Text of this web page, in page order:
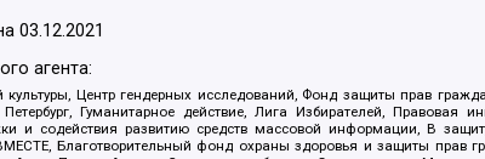
03.12.2021
агента:
Центр гендерных исследований, Фонд защиты прав
Гуманитарное действие, Лига Избирателей, Правовая
и содействия развитию средств массовой информации, В
Благотворительный фонд охраны здоровья и защиты